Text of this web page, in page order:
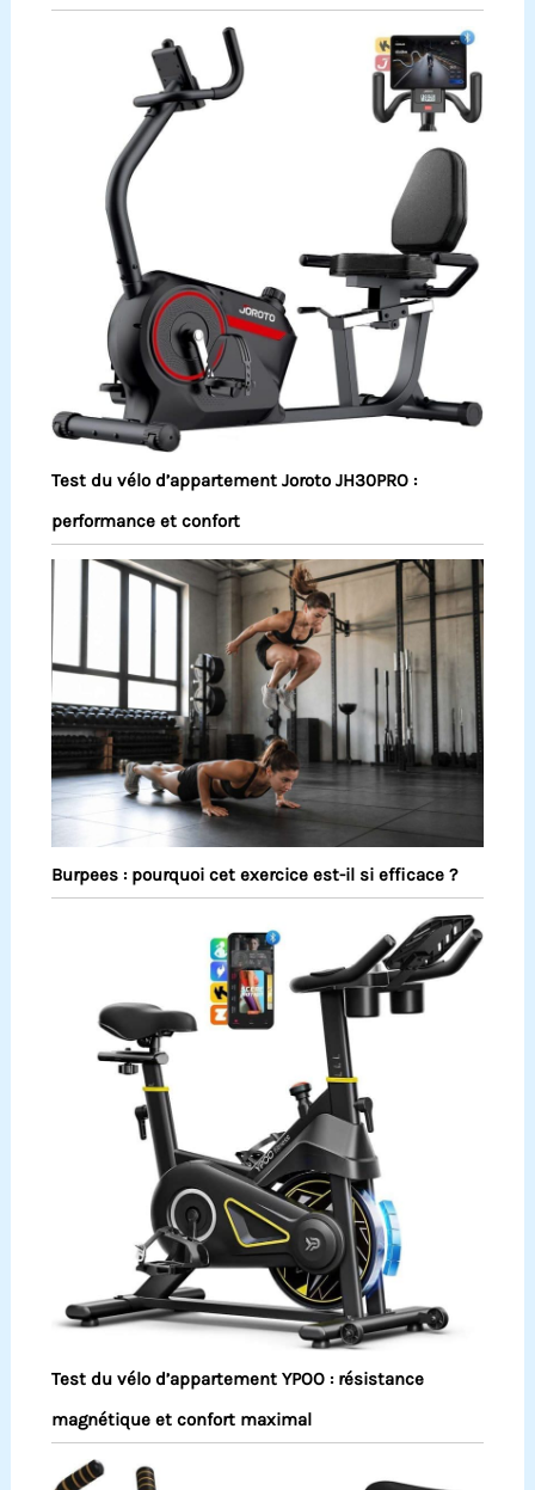
Test du vélo d’appartement Joroto JH30PRO :
performance et confort
Burpees : pourquoi cet exercice est-il si efficace ?
Test du vélo d’appartement YPOO : résistance
magnétique et confort maximal